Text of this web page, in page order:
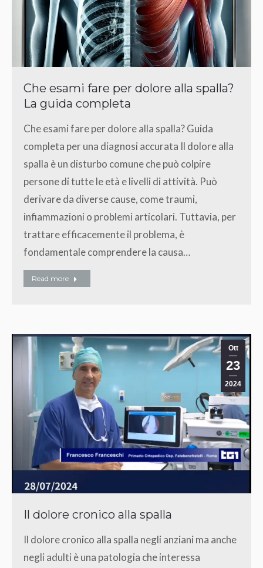
Che esami fare per dolore alla spalla?
La guida completa
Che esami fare per dolore alla spalla? Guida
completa per una diagnosi accurata Il dolore alla
spalla è un disturbo comune che può colpire
persone di tutte le età e livelli di attività. Può
derivare da diverse cause, come traumi,
infiammazioni o problemi articolari. Tuttavia, per
trattare efficacemente il problema, è
fondamentale comprendere la causa…
Read more
Ott
23
2024
Il dolore cronico alla spalla
Il dolore cronico alla spalla negli anziani ma anche
negli adulti è una patologia che interessa